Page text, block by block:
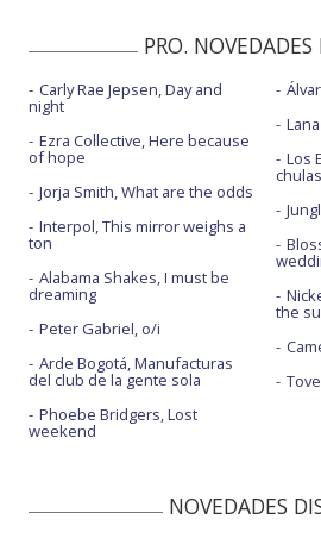
He guardado el corazón - con la letra
La llama - con la letra
Maneras de pensar
Maneras de pensar - Abierto hasta
Maneras de pensar - con Marina
Maneras de pensar - con Marina -
No me toques el sombrero
No me toques el sombrero - ¡Feliz
Precisamente ahora - con Sergio
Relatividad - con Chenoa
Si pudiera
PRO. NOVEDADES
Carly Rae Jepsen, Day and
night
Ezra Collective, Here because
of hope
Jorja Smith, What are the odds
Interpol, This mirror weighs a
ton
Alabama Shakes, I must be
dreaming
Peter Gabriel, o/i
Arde Bogotá, Manufacturas
del club de la gente sola
Phoebe Bridgers, Lost
weekend
Los
chulas
the
NOVEDADES